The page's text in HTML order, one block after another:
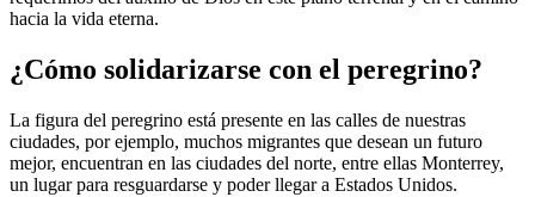
hacia la vida eterna.
¿Cómo solidarizarse con el peregrino?
La figura del peregrino está presente en las calles de nuestras
ciudades, por ejemplo, muchos migrantes que desean un futuro
mejor, encuentran en las ciudades del norte, entre ellas Monterrey,
un lugar para resguardarse y poder llegar a Estados Unidos.